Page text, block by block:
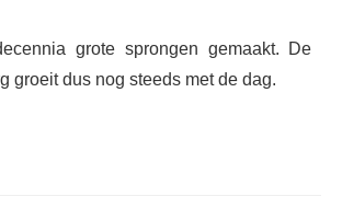
grote sprongen gemaakt. De
groeit dus nog steeds met de dag.